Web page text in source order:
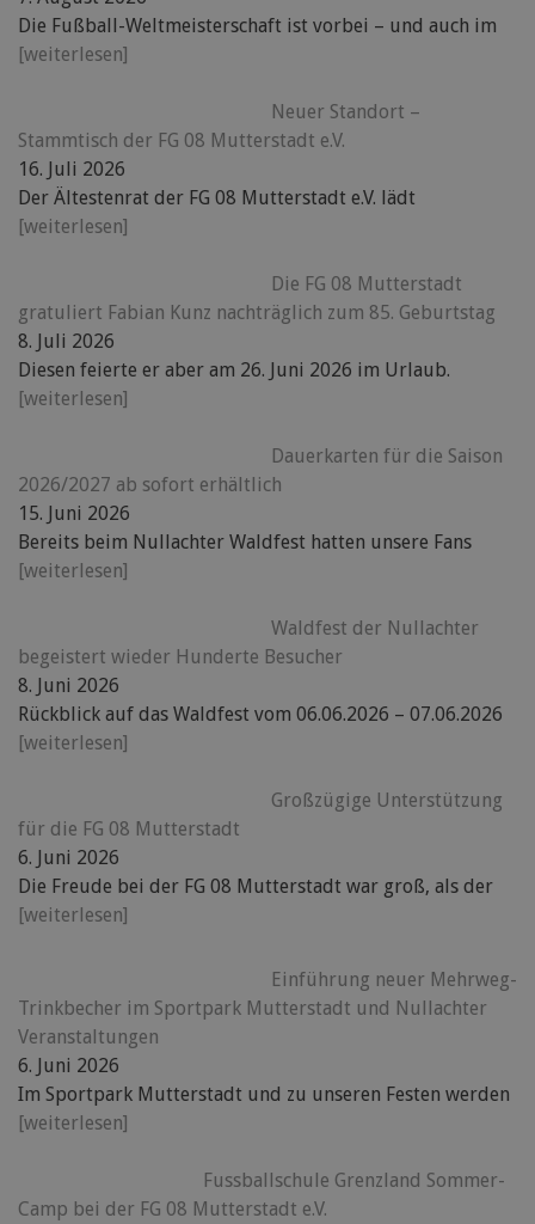
Die Fußball-Weltmeisterschaft ist vorbei – und auch im
[weiterlesen]
Neuer Standort –
Stammtisch der FG 08 Mutterstadt e.V.
16. Juli 2026
Der Ältestenrat der FG 08 Mutterstadt e.V. lädt
[weiterlesen]
Die FG 08 Mutterstadt
gratuliert Fabian Kunz nachträglich zum 85. Geburtstag
8. Juli 2026
Diesen feierte er aber am 26. Juni 2026 im Urlaub.
[weiterlesen]
Dauerkarten für die Saison
2026/2027 ab sofort erhältlich
15. Juni 2026
Bereits beim Nullachter Waldfest hatten unsere Fans
[weiterlesen]
Waldfest der Nullachter
begeistert wieder Hunderte Besucher
8. Juni 2026
Rückblick auf das Waldfest vom 06.06.2026 – 07.06.2026
[weiterlesen]
Großzügige Unterstützung
für die FG 08 Mutterstadt
6. Juni 2026
Die Freude bei der FG 08 Mutterstadt war groß, als der
[weiterlesen]
Einführung neuer Mehrweg-
Trinkbecher im Sportpark Mutterstadt und Nullachter
Veranstaltungen
6. Juni 2026
Im Sportpark Mutterstadt und zu unseren Festen werden
[weiterlesen]
Fussballschule Grenzland Sommer-
Camp bei der FG 08 Mutterstadt e.V.